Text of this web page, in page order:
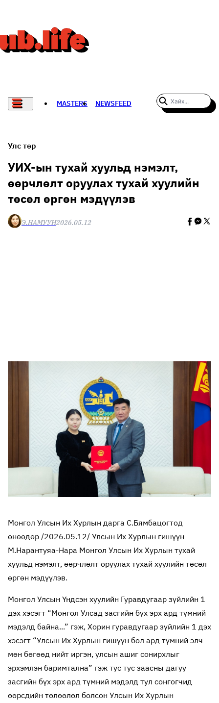
MASTERS NEWSFEED
THE NEW YORK TIMES
НАДАД НЭГ САНАЛ БАЙНА
Улс төр
УИХ-ын тухай хуульд нэмэлт,
өөрчлөлт оруулах тухай хуулийн
төсөл өргөн мэдүүлэв
Э.НАМУУН2026.05.12
Монгол Улсын Их Хурлын дарга С.Бямбацогтод
өнөөдөр /2026.05.12/ Улсын Их Хурлын гишүүн
М.Нарантуяа-Нара Монгол Улсын Их Хурлын тухай
хуульд нэмэлт, өөрчлөлт оруулах тухай хуулийн төсөл
өргөн мэдүүлэв.
Монгол Улсын Үндсэн хуулийн Гуравдугаар зүйлийн 1
дэх хэсэгт “Монгол Улсад засгийн бүх эрх ард түмний
мэдэлд байна...” гэж, Хорин гуравдугаар зүйлийн 1 дэх
хэсэгт “Улсын Их Хурлын гишүүн бол ард түмний элч
мөн бөгөөд нийт иргэн, улсын ашиг сонирхлыг
эрхэмлэн баримтална” гэж тус тус заасны дагуу
засгийн бүх эрх ард түмний мэдэлд тул сонгогчид
өөрсдийн төлөөлөл болсон Улсын Их Хурлын